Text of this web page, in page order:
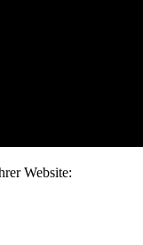
Website: